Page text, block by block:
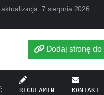
7 sierpnia 2026
Dodaj stronę do
REGULAMIN KONTAKT